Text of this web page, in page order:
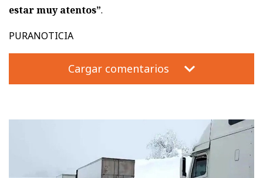
estar muy atentos”.
PURANOTICIA
Cargar comentarios